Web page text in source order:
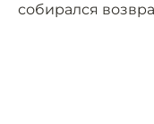
собирался